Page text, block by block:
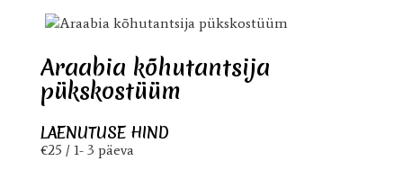
Araabia kõhutantsija
pükskostüüm
LAENUTUSE HIND
€25 / 1- 3 päeva